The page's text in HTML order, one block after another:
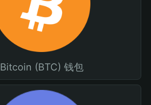
Bitcoin (BTC) 钱包